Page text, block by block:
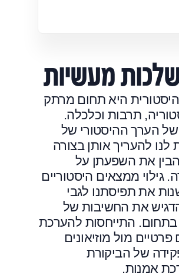
מעשיות
היא תחום מרתק
תרבות וכלכלה.
הערך ההיסטורי של
לנו להעריך אותן בצורה
את השפעתן על
גילוי ממצאים היסטוריים
את תפיסתנו לגבי
את החשיבות של
התייחסות להערכת
פרטיים מול מוזיאונים
של הביקורת
אמנות.